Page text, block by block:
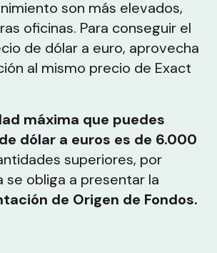
son más elevados,
oficinas. Para conseguir el
de dólar a euro, aprovecha
al mismo precio de Exact
máxima que puedes
dólar a euros es de 6.000
superiores, por
se obliga a presentar la
de Origen de Fondos.